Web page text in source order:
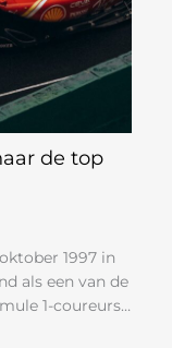
de top
1997 in
als een van de
1-coureurs…